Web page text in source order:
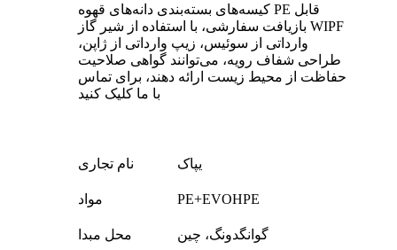
کیسه‌های بسته‌بندی دانه‌های قهوه PE قابل
بازیافت سفارشی، با استفاده از شیر گاز WIPF
وارداتی از سوئیس، زیپ وارداتی از ژاپن،
طراحی شفاف رویه، می‌توانند گواهی صلاحیت
حفاظت از محیط زیست ارائه دهند، برای تماس
با ما کلیک کنید
نام تجاری یپاک
مواد PE+EVOHPE
محل مبدا گوانگدونگ، چین